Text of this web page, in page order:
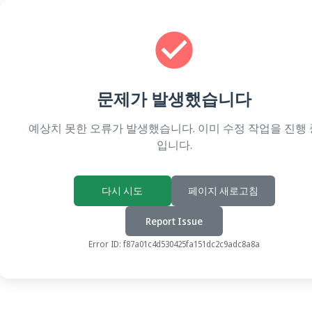
문제가 발생했습니다
예상치 못한 오류가 발생했습니다. 이미 수정 작업을 진행
입니다.
다시 시도 페이지 새로고침
Report Issue
Error ID: f87a01c4d530425fa151dc2c9adc8a8a